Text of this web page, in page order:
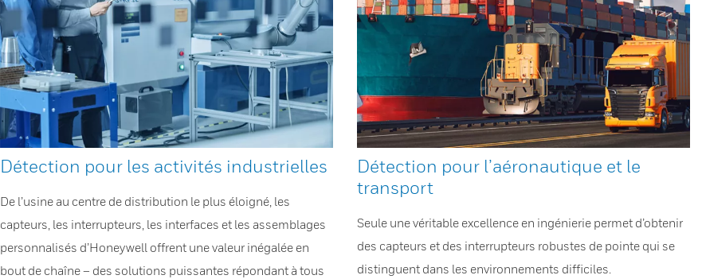
Détection pour les activités industrielles
De l’usine au centre de distribution le plus éloigné, les
capteurs, les interrupteurs, les interfaces et les assemblages
personnalisés d’Honeywell offrent une valeur inégalée en
bout de chaîne – des solutions puissantes répondant à tous
Détection pour l’aéronautique et le
transport
Seule une véritable excellence en ingénierie permet d’obtenir
des capteurs et des interrupteurs robustes de pointe qui se
distinguent dans les environnements difficiles.